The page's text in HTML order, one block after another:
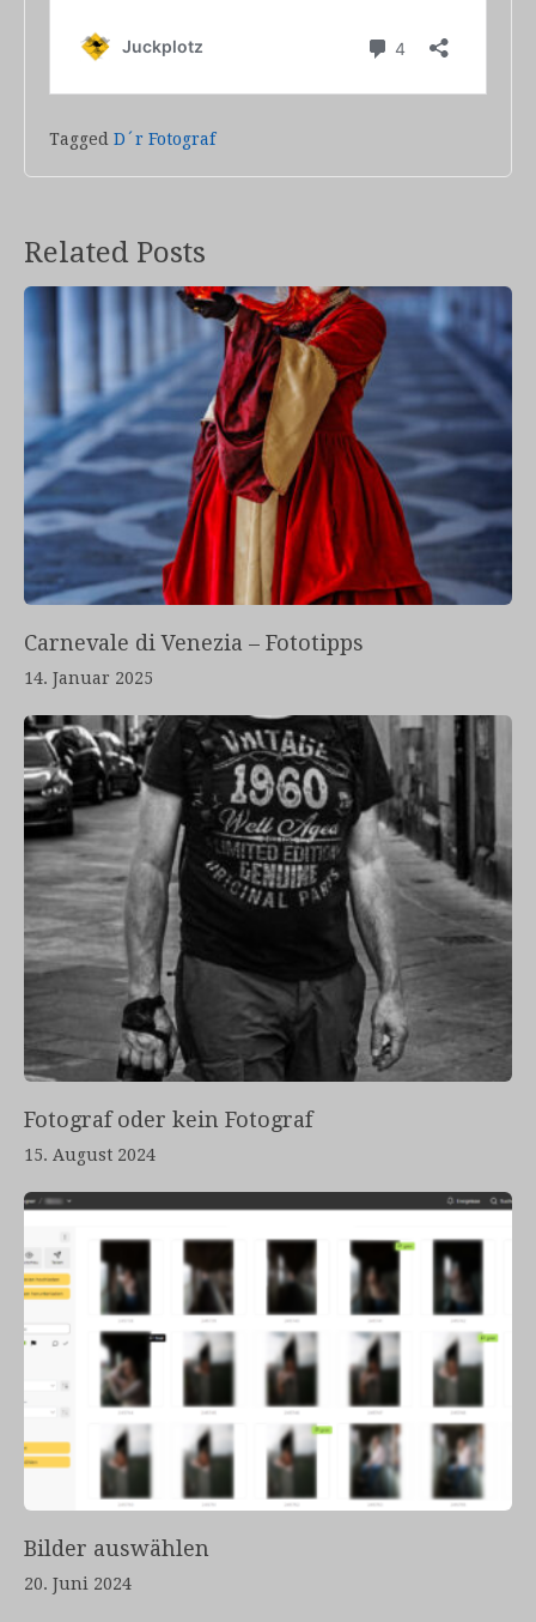
Tagged D´r Fotograf
Related Posts
Carnevale di Venezia – Fototipps
14. Januar 2025
Fotograf oder kein Fotograf
15. August 2024
Bilder auswählen
20. Juni 2024